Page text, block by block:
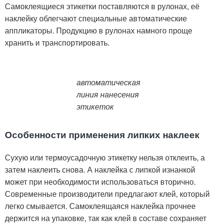
Самоклеящиеся этикетки поставляются в рулонах, её
наклейку облегчают специальные автоматические
аппликаторы. Продукцию в рулонах намного проще
хранить и транспортировать.
автоматическая
линия нанесения
этикеток
Особенности применения липких наклеек
Сухую или термоусадочную этикетку нельзя отклеить, а
затем наклеить снова. А наклейка с липкой изнанкой
может при необходимости использоваться вторично.
Современные производители предлагают клей, который
легко смывается. Самоклеящаяся наклейка прочнее
держится на упаковке, так как клей в составе сохраняет